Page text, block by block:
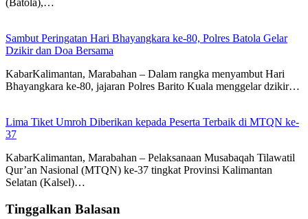
(Batola),…
Sambut Peringatan Hari Bhayangkara ke-80, Polres Batola Gelar
Dzikir dan Doa Bersama
KabarKalimantan, Marabahan – Dalam rangka menyambut Hari
Bhayangkara ke-80, jajaran Polres Barito Kuala menggelar dzikir…
Lima Tiket Umroh Diberikan kepada Peserta Terbaik di MTQN ke-
37
KabarKalimantan, Marabahan – Pelaksanaan Musabaqah Tilawatil
Qur’an Nasional (MTQN) ke-37 tingkat Provinsi Kalimantan
Selatan (Kalsel)…
Tinggalkan Balasan